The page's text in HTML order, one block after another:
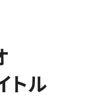
トル